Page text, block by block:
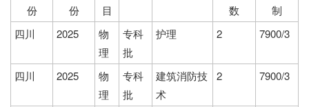
份
份
目
数
制
四川
2025
物
理
专科
批
护理 2 7900/3
四川 2025
物
理
专科
批
建筑消防技
术
2 7900/3